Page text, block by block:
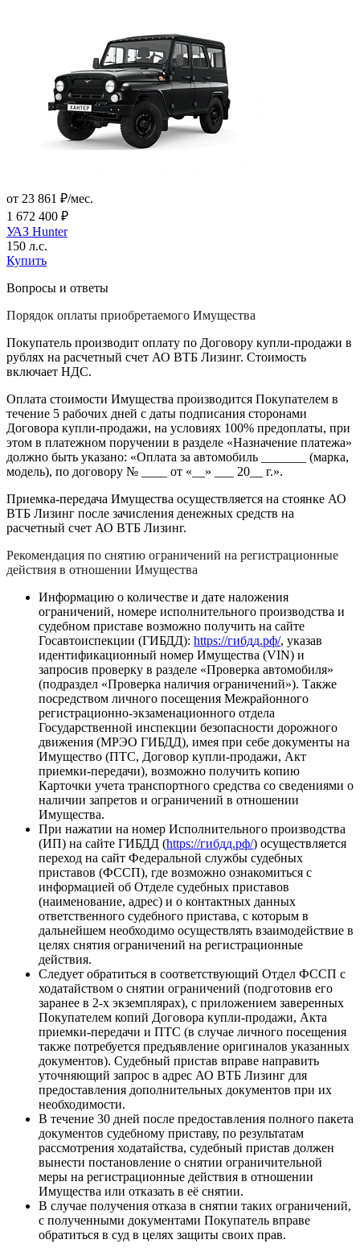
от 23 861 ₽/мес.
1 672 400 ₽
УАЗ Hunter
150 л.с.
Купить
Вопросы и ответы
Порядок оплаты приобретаемого Имущества
Покупатель производит оплату по Договору купли-продажи в
рублях на расчетный счет АО ВТБ Лизинг. Стоимость
включает НДС.
Оплата стоимости Имущества производится Покупателем в
течение 5 рабочих дней с даты подписания сторонами
Договора купли-продажи, на условиях 100% предоплаты, при
этом в платежном поручении в разделе «Назначение платежа»
должно быть указано: «Оплата за автомобиль _______ (марка,
модель), по договору № ____ от «__» ___ 20__ г.».
Приемка-передача Имущества осуществляется на стоянке АО
ВТБ Лизинг после зачисления денежных средств на
расчетный счет АО ВТБ Лизинг.
Рекомендация по снятию ограничений на регистрационные
действия в отношении Имущества
Информацию о количестве и дате наложения
ограничений, номере исполнительного производства и
судебном приставе возможно получить на сайте
Госавтоиспекции (ГИБДД): https://гибдд.рф/, указав
идентификационный номер Имущества (VIN) и
запросив проверку в разделе «Проверка автомобиля»
(подраздел «Проверка наличия ограничений»). Также
посредством личного посещения Межрайонного
регистрационно-экзаменационного отдела
Государственной инспекции безопасности дорожного
движения (МРЭО ГИБДД), имея при себе документы на
Имущество (ПТС, Договор купли-продажи, Акт
приемки-передачи), возможно получить копию
Карточки учета транспортного средства со сведениями о
наличии запретов и ограничений в отношении
Имущества.
При нажатии на номер Исполнительного производства
(ИП) на сайте ГИБДД (https://гибдд.рф/) осуществляется
переход на сайт Федеральной службы судебных
приставов (ФССП), где возможно ознакомиться с
информацией об Отделе судебных приставов
(наименование, адрес) и о контактных данных
ответственного судебного пристава, с которым в
дальнейшем необходимо осуществлять взаимодействие в
целях снятия ограничений на регистрационные
действия.
Следует обратиться в соответствующий Отдел ФССП с
ходатайством о снятии ограничений (подготовив его
заранее в 2-х экземплярах), с приложением заверенных
Покупателем копий Договора купли-продажи, Акта
приемки-передачи и ПТС (в случае личного посещения
также потребуется предъявление оригиналов указанных
документов). Судебный пристав вправе направить
уточняющий запрос в адрес АО ВТБ Лизинг для
предоставления дополнительных документов при их
необходимости.
В течение 30 дней после предоставления полного пакета
документов судебному приставу, по результатам
рассмотрения ходатайства, судебный пристав должен
вынести постановление о снятии ограничительной
меры на регистрационные действия в отношении
Имущества или отказать в её снятии.
В случае получения отказа в снятии таких ограничений,
с полученными документами Покупатель вправе
обратиться в суд в целях защиты своих прав.